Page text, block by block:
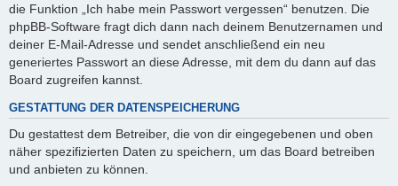
die Funktion „Ich habe mein Passwort vergessen“ benutzen. Die
phpBB-Software fragt dich dann nach deinem Benutzernamen und
deiner E-Mail-Adresse und sendet anschließend ein neu
generiertes Passwort an diese Adresse, mit dem du dann auf das
Board zugreifen kannst.
GESTATTUNG DER DATENSPEICHERUNG
Du gestattest dem Betreiber, die von dir eingegebenen und oben
näher spezifizierten Daten zu speichern, um das Board betreiben
und anbieten zu können.